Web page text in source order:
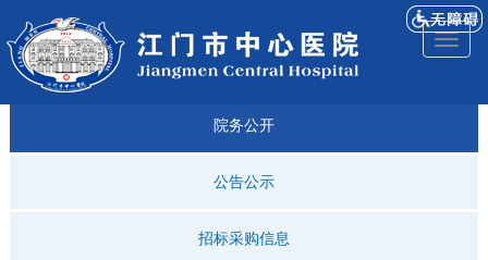
医院
简介
来院
导航
就诊
指引
专科
建设
仁济
科普
人才
招聘
仁济
医院
视频
院务公开
公告公示
招标采购信息